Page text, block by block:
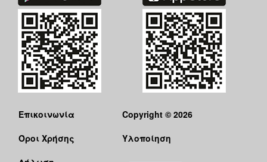
Επικοινωνία
Όροι Χρήσης
Copyright © 2026
Υλοποίηση